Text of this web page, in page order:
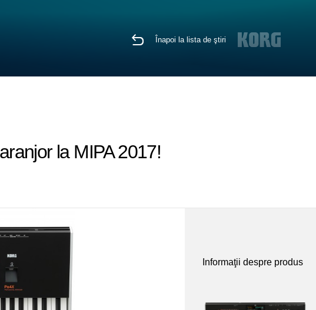
Înapoi la lista de ştiri
la MIPA 2017!
Informaţii despre produs